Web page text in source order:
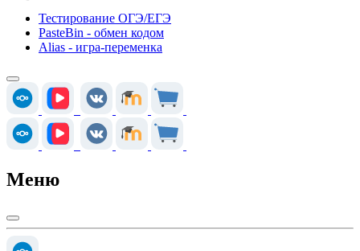
Тестирование ОГЭ/ЕГЭ
PasteBin - обмен кодом
Alias - игра-переменка
Меню